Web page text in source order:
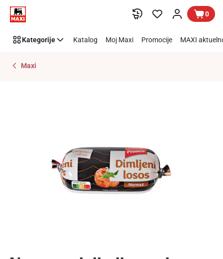
Preskoči link 0
Kategorije Katalog Moj Maxi Promocije MAXI
Maxi